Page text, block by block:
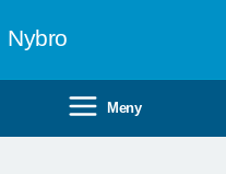
Nybro
Meny